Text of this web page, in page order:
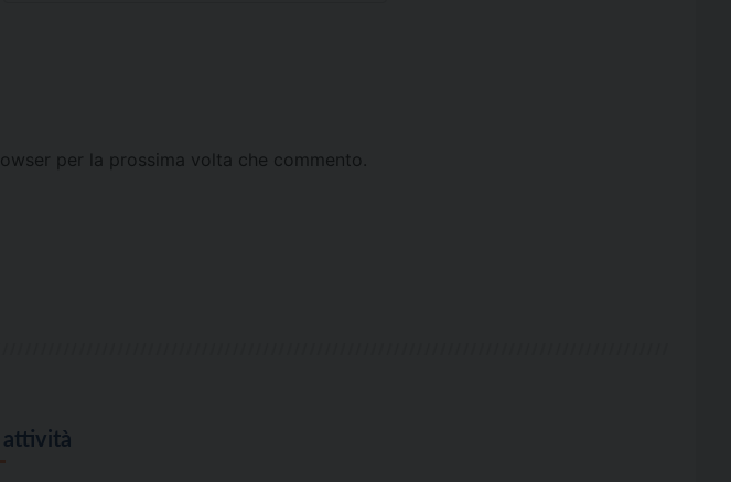
per la prossima volta che commento.
attività